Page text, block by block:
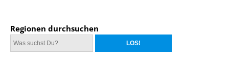
Regionen durchsuchen